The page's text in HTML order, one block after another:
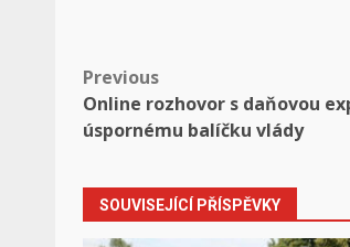
Post
navigation
Previous
Online rozhovor s daňovou
úspornému balíčku vlády
SOUVISEJÍCÍ PŘÍSPĚVKY